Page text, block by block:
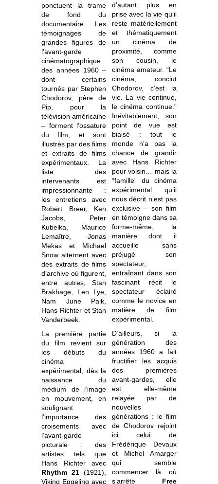
ponctuent la trame
de fond du
documentaire. Les
témoignages de
grandes figures de
l’avant-garde
cinématographique
des années 1960 –
dont certains
tournés par Stephen
Chodorov, père de
Pip, pour la
télévision américaine
– forment l’ossature
du film, et sont
illustrés par des films
et extraits de films
expérimentaux. La
liste des
intervenants est
impressionnante :
les entretiens avec
Robert Breer, Ken
Jacobs, Peter
Kubelka, Maurice
Lemaître, Jonas
Mekas et Michael
Snow alternent avec
des extraits de films
d’archive où figurent,
entre autres, Stan
Brakhage, Len Lye,
Nam June Paik,
Hans Richter et Stan
Vanderbeek.
La première partie
du film revient sur
les débuts du
cinéma
expérimental, dès la
naissance du
médium de l’image
en mouvement, en
soulignant
l’importance des
croisements avec
l’avant-garde
picturale : des
artistes tels que
Hans Richter avec
Rhythm 21 (1921),
Viking Eggeling avec
d’autant plus en
prise avec la vie qu’il
reste matériellement
et thématiquement
un cinéma de
proximité, comme
son cousin, le
cinéma amateur. “Le
cinéma, conclut
Chodorov, c’est la
vie. La vie continue,
le cinéma continue.”
Inévitablement, son
point de vue est
biaisé : tout le
monde n’a pas la
chance de grandir
avec Hans Richter
pour voisin… mais la
“famille” du cinéma
expérimental qu’il
nous décrit n’est pas
exclusive – son film
en témoigne dans sa
forme-même, la
manière dont il
accueille sans
préjugé son
spectateur,
entraînant dans son
fascinant récit le
spectateur éclairé
comme le novice en
matière de film
expérimental.
D’ailleurs, si la
génération des
années 1960 a fait
fructifier les acquis
des premières
avant-gardes, elle
est elle-même
relayée par de
nouvelles
générations : le film
de Chodorov rejoint
ici celui de
Frédérique Devaux
et Michel Amarger
qui semble
commencer là où
s’arrête Free